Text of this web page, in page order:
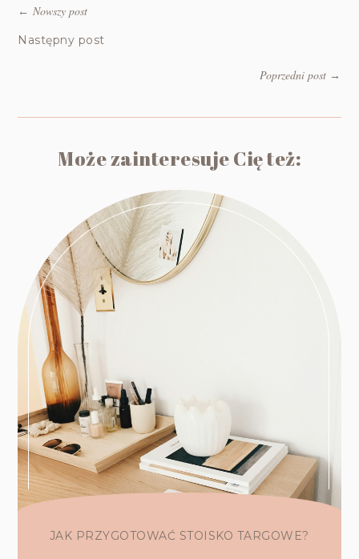
← Nowszy post
Następny post
Poprzedni post→
Może zainteresuje Cię też:
JAK PRZYGOTOWAĆ STOISKO TARGOWE?